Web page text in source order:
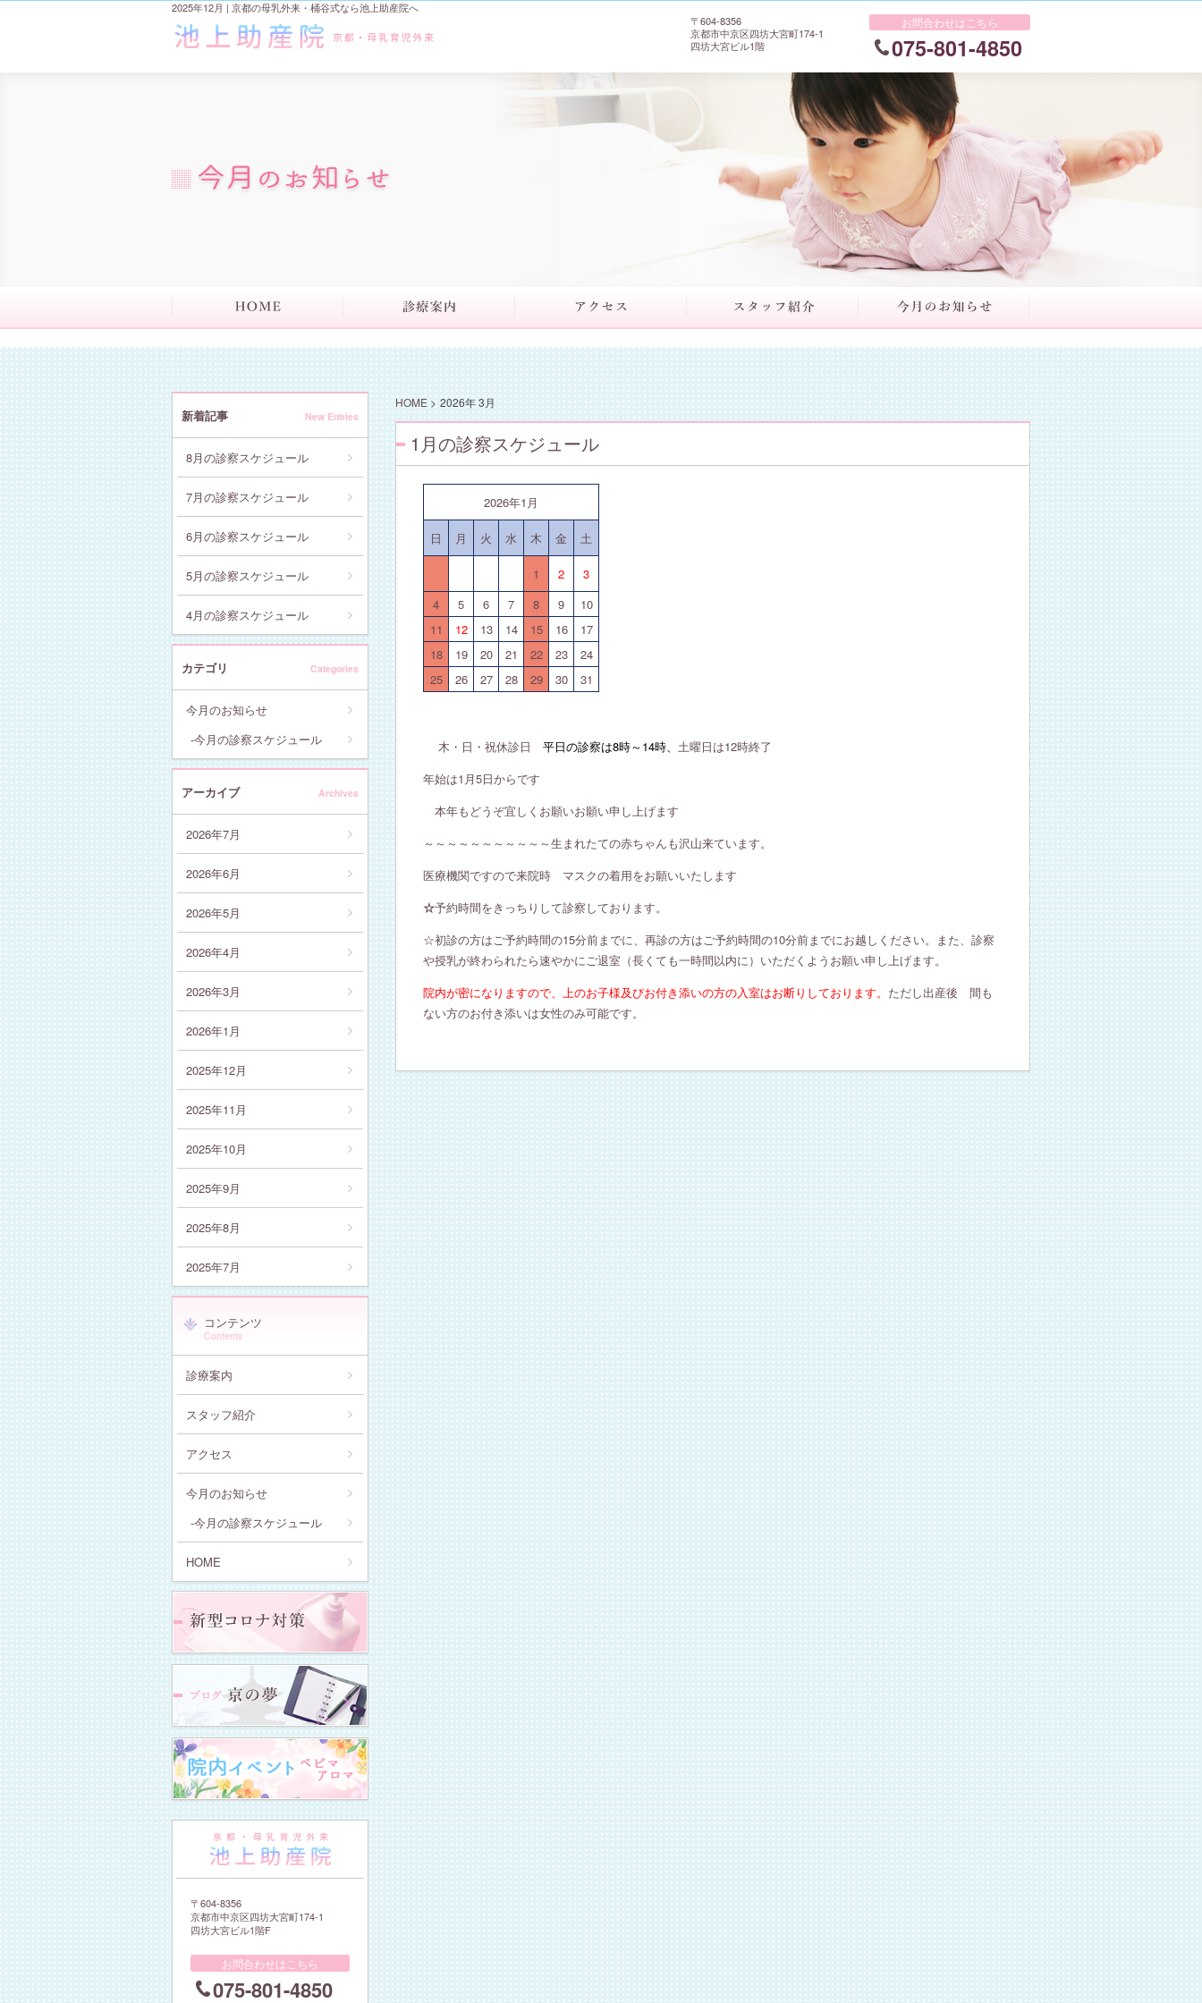
2025年12月 | 京都の母乳外来・桶谷式なら池上助産院へ
〒604-8356
京都市中京区四坊大宮町174-1
四坊大宮ビル1階
お問合わせはこちら
075-801-4850
新着記事 New Entries
8月の診察スケジュール
7月の診察スケジュール
6月の診察スケジュール
5月の診察スケジュール
4月の診察スケジュール
カテゴリ Categories
今月のお知らせ
今月の診察スケジュール
アーカイブ Archives
2026年7月
2026年6月
2026年5月
2026年4月
2026年3月
2026年1月
2025年12月
2025年11月
2025年10月
2025年9月
2025年8月
2025年7月
コンテンツ
Contents
診療案内
スタッフ紹介
アクセス
今月のお知らせ
今月の診察スケジュール
HOME
〒604-8356
京都市中京区四坊大宮町174-1
四坊大宮ビル1階F
お問合わせはこちら
075-801-4850
HOME> 2026年 3月
1月の診察スケジュール
2026年1月
日 月 火 水 木 金 土
1 2
3
4
5 6 7 8 9
10
11
12 13 14 15 16
17
18
19 20 21 22 23
24
25
26 27 28 29 30 31
木・日・祝休診日 平日の診察は8時～14時、 土曜日は12時終了
年始は1月5日からです
本年もどうぞ宜しくお願いお願い申し上げます
～～～～～～～～～～～生まれたての赤ちゃんも沢山来ています。
医療機関ですので来院時 マスクの着用をお願いいたします
☆予約時間をきっちりして診察しております。
☆初診の方はご予約時間の15分前までに、再診の方はご予約時間の10分前までにお越しください。また、診察
や授乳が終わられたら速やかにご退室（長くても一時間以内に）いただくようお願い申し上げます。
院内が密になりますので、上のお子様及びお付き添いの方の入室はお断りしております。 ただし出産後 間も
ない方のお付き添いは女性のみ可能です。